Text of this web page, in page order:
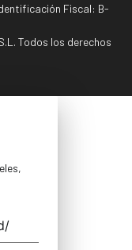
Fiscal: B-
Todos los derechos